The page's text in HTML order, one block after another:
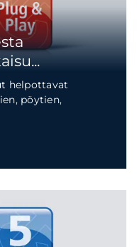
helpottavat
pöytien,